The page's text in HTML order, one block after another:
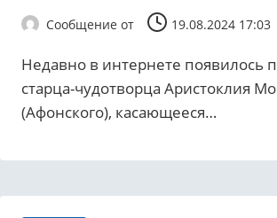
Сообщение от 19.08.2024 17:03
Недавно в интернете появилось
старца-чудотворца Аристоклия
(Афонского), касающееся…